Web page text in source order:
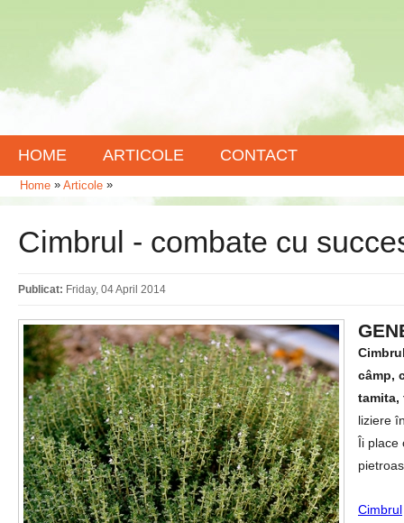
HOME ARTICOLE CONTACT
Home » Articole »
Cimbrul - combate cu
Publicat: Friday, 04 April 2014
câmp,
tamita,
liziere
Îi place
Cimbrul